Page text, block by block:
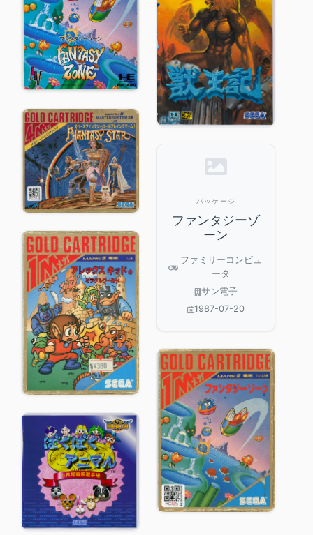
パッケージ
ファンタジーゾ
ーン
ファミリーコンピュ
ータ
サン電子
1987-07-20